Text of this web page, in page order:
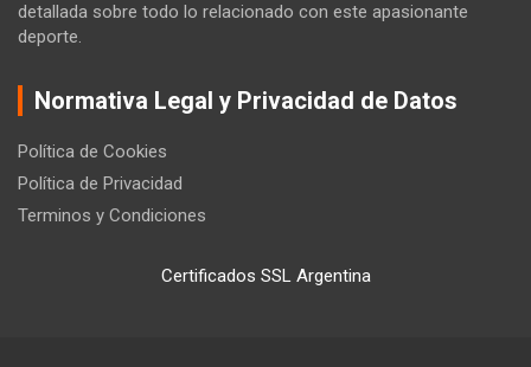
detallada sobre todo lo relacionado con este apasionante
deporte.
Normativa Legal y Privacidad de Datos
Política de Cookies
Política de Privacidad
Terminos y Condiciones
Certificados SSL Argentina